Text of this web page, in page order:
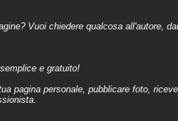
Vuoi chiedere qualcosa all'autore,
e gratuito!
pagina personale, pubblicare foto,